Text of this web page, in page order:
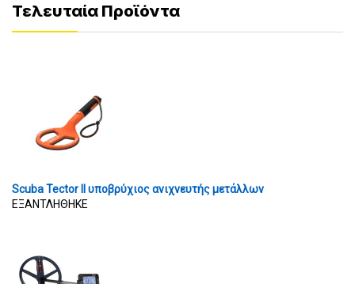
Τελευταία Προϊόντα
Scuba Tector II υποβρύχιος ανιχνευτής μετάλλων
ΕΞΑΝΤΛΗΘΗΚΕ